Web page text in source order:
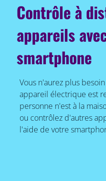
Contrôle à
appareils
smartphone
Vous n'aurez plus
appareil électrique est
personne n'est à la
ou contrôlez d'autres
l'aide de votre